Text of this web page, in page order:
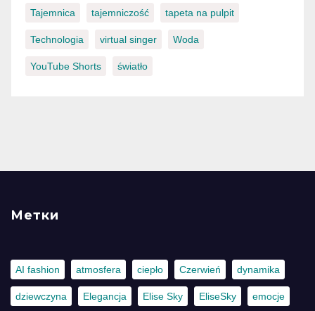
Tajemnica tajemniczość tapeta na pulpit
Technologia virtual singer Woda
YouTube Shorts światło
Метки
AI fashion atmosfera ciepło Czerwień dynamika
dziewczyna Elegancja Elise Sky EliseSky emocje